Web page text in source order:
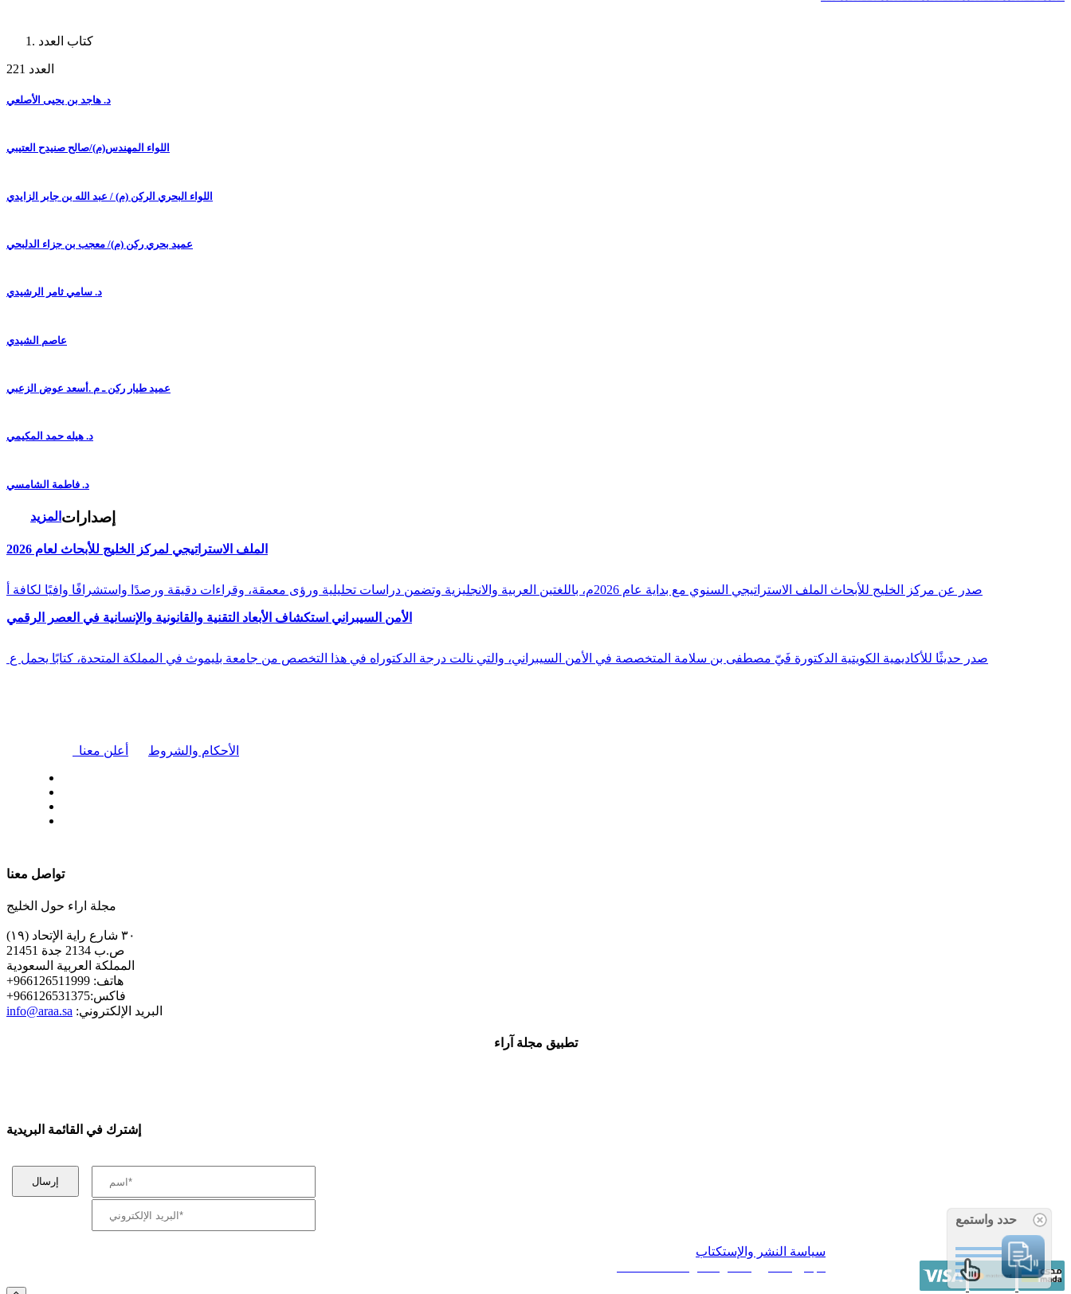
كتاب العدد
العدد 221
د. هاجد بن يحيى الأصلعي
اللواء المهندس(م)/صالح صنيدح العتيبي
اللواء البحري الركن (م) / عبد الله بن جابر الزايدي
عميد بحري ركن (م)/ معجب بن جزاء الدلبحي
د. سامي ثامر الرشيدي
عاصم الشيدي
عميد طيار ركن ـ م .أسعد عوض الزعبي
د. هيله حمد المكيمي
د. فاطمة الشامسي
المزيد إصدارات
الملف الاستراتيجي لمركز الخليج للأبحاث لعام 2026
صدر عن مركز الخليج للأبحاث الملف الاستراتيجي السنوي مع بداية عام 2026م، باللغتين العربية والانجليزية وتضمن دراسات تحليلية ورؤى معمقة، وقراءات دقيقة ورصدًا واستشرافًا وافيًا لكافة أ
الأمن السيبراني استكشاف الأبعاد التقنية والقانونية والإنسانية في العصر الرقمي
صدر حديثًا للأكاديمية الكويتية الدكتورة فَيّ مصطفى بن سلامة المتخصصة في الأمن السيبراني، والتي نالت درجة الدكتوراه في هذا التخصص من جامعة بليموث في المملكة المتحدة، كتابًا يحمل ع
أعلن معنا الأحكام والشروط
تواصل معنا
مجلة اراء حول الخليج
٣٠ شارع راية الإتحاد (١٩)
ص.ب 2134 جدة 21451
المملكة العربية السعودية
+هاتف: 966126511999
+فاكس:966126531375
info@araa.sa :البريد الإلكتروني
تطبيق مجلة آراء
إشترك في القائمة البريدية
سياسة النشر والإستكتاب
حدد واستمع